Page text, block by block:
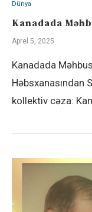
Dünya
Kanadada
Aprel 5, 2025
Kanadada
Həbsxanasından
kollektiv cəza: